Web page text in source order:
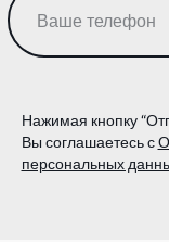
Нажимая кнопку
Вы соглашаетесь с
персональных